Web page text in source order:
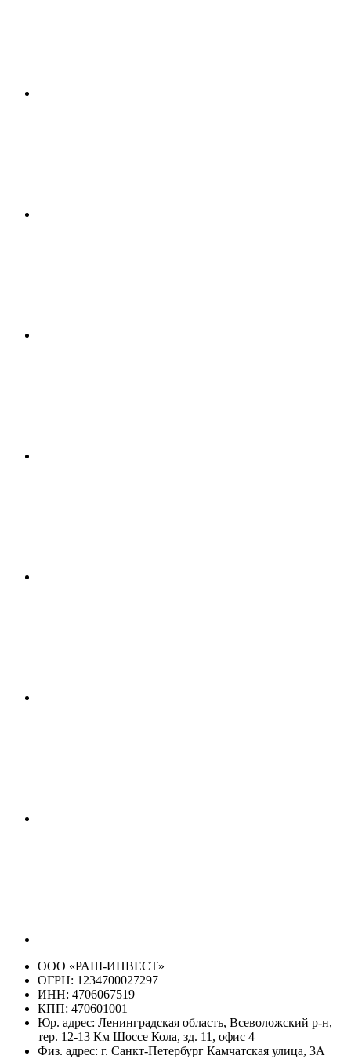
ООО «РАШ-ИНВЕСТ»
ОГРН: 1234700027297
ИНН: 4706067519
КПП: 470601001
Юр. адрес: Ленинградская область, Всеволожский р-н,
тер. 12-13 Км Шоссе Кола, зд. 11, офис 4
Физ. адрес: г. Санкт-Петербург Камчатская улица, 3А